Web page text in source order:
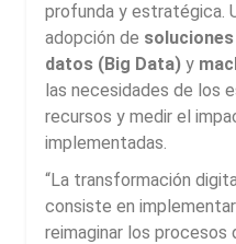
profunda y estratégica.
adopción de
datos (Big Data) y
las necesidades de los
recursos y medir el
implementadas.
“La transformación
consiste en
reimaginar los procesos